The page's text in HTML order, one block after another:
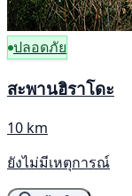
ปลอดภัย
สะพานฮิราโดะ
10 km
ยังไม่มีเหตุการณ์